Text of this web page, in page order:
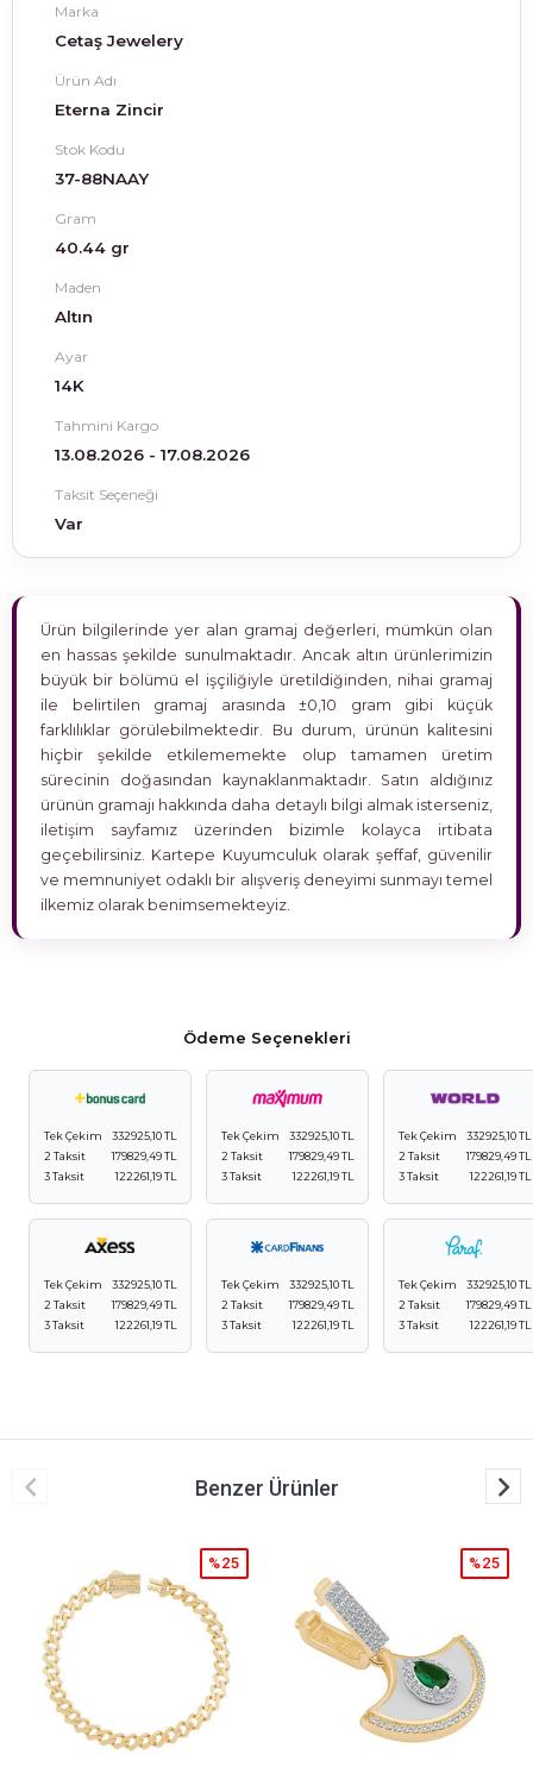
Marka
Cetaş Jewelery
Ürün Adı
Eterna Zincir
Stok Kodu
37-88NAAY
Gram
40.44 gr
Maden
Altın
Ayar
14K
Tahmini Kargo
13.08.2026 - 17.08.2026
Taksit Seçeneği
Var
Ürün bilgilerinde yer alan gramaj değerleri, mümkün olan
en hassas şekilde sunulmaktadır. Ancak altın ürünlerimizin
büyük bir bölümü el işçiliğiyle üretildiğinden, nihai gramaj
ile belirtilen gramaj arasında ±0,10 gram gibi küçük
farklılıklar görülebilmektedir. Bu durum, ürünün kalitesini
hiçbir şekilde etkilememekte olup tamamen üretim
sürecinin doğasından kaynaklanmaktadır. Satın aldığınız
ürünün gramajı hakkında daha detaylı bilgi almak isterseniz,
iletişim sayfamız üzerinden bizimle kolayca irtibata
geçebilirsiniz. Kartepe Kuyumculuk olarak şeffaf, güvenilir
ve memnuniyet odaklı bir alışveriş deneyimi sunmayı temel
ilkemiz olarak benimsemekteyiz.
Ödeme Seçenekleri
Tek Çekim
332925,10 TL
2 Taksit
179829,49 TL
3 Taksit
122261,19 TL
Tek Çekim
332925,10 TL
2 Taksit
179829,49 TL
3 Taksit
122261,19 TL
Tek Çekim
332925,10 TL
2 Taksit
179829,49 TL
3 Taksit
122261,19 TL
Tek Çekim
332925,10 TL
2 Taksit
179829,49 TL
3 Taksit
122261,19 TL
Tek Çekim
332925,10 TL
2 Taksit
179829,49 TL
3 Taksit
122261,19 TL
Tek Çekim
332925,10 TL
2 Taksit
179829,49 TL
3 Taksit
122261,19 TL
Benzer Ürünler
%25 %25